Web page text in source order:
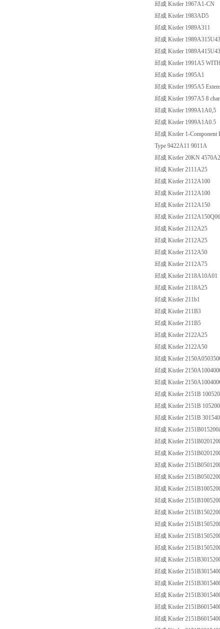
邱成 Kistler 1967A1-CN
邱成 Kistler 1983AD5
邱成 Kistler 1989A311
邱成 Kistler 1989A315U43
邱成 Kistler 1989A415U43
邱成 Kistler 1991A5
邱成 Kistler 1995A1
邱成 Kistler 1995A5
邱成 Kistler 1997A5 8
邱成 Kistler 1999A1A0,5
邱成 Kistler 1999A1A0.5
邱成 Kistler 1-Component
Type 9422A11 9011A
邱成 Kistler 20KN
邱成 Kistler 2111A25
邱成 Kistler 2112A100
邱成 Kistler 2112A100
邱成 Kistler 2112A150
邱成 Kistler 2112A150Q06
邱成 Kistler 2112A25
邱成 Kistler 2112A25
邱成 Kistler 2112A50
邱成 Kistler 2112A75
邱成 Kistler 2118A10A01
邱成 Kistler 2118A25
邱成 Kistler 211b1
邱成 Kistler 211B3
邱成 Kistler 211B5
邱成 Kistler 2122A25
邱成 Kistler 2122A50
邱成 Kistler
邱成 Kistler
邱成 Kistler
邱成 Kistler 2151B
邱成 Kistler 2151B
邱成 Kistler 2151B
邱成 Kistler
邱成 Kistler
邱成 Kistler
邱成 Kistler
邱成 Kistler
邱成 Kistler
邱成 Kistler
邱成 Kistler
邱成 Kistler
邱成 Kistler
邱成 Kistler
邱成 Kistler
邱成 Kistler
邱成 Kistler
邱成 Kistler
邱成 Kistler
邱成 Kistler